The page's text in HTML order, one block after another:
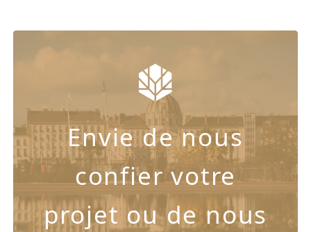
Envie de nous
confier votre
projet ou de nous